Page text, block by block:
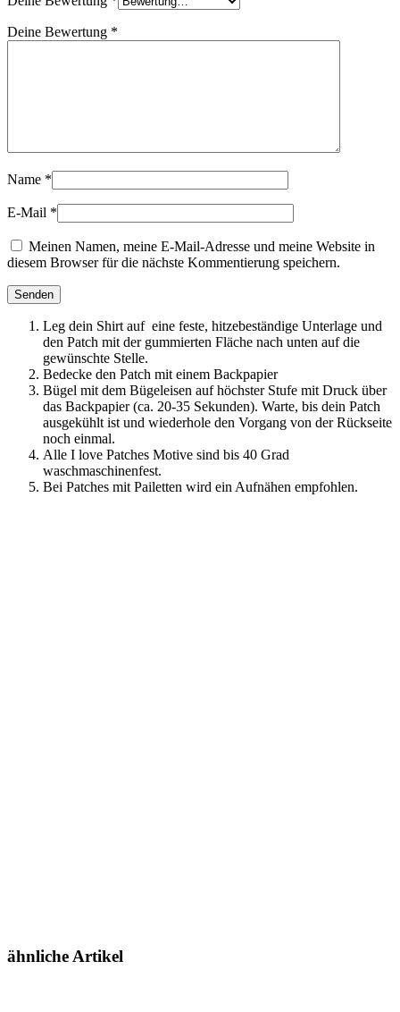
Deine Bewertung *
Name *
E-Mail *
Meinen Namen, meine E-Mail-Adresse und meine Website in
diesem Browser für die nächste Kommentierung speichern.
Leg dein Shirt auf eine feste, hitzebeständige Unterlage und
den Patch mit der gummierten Fläche nach unten auf die
gewünschte Stelle.
Bedecke den Patch mit einem Backpapier
Bügel mit dem Bügeleisen auf höchster Stufe mit Druck über
das Backpapier (ca. 20-35 Sekunden). Warte, bis dein Patch
ausgekühlt ist und wiederhole den Vorgang von der Rückseite
noch einmal.
Alle I love Patches Motive sind bis 40 Grad
waschmaschinenfest.
Bei Patches mit Pailetten wird ein Aufnähen empfohlen.
ähnliche Artikel